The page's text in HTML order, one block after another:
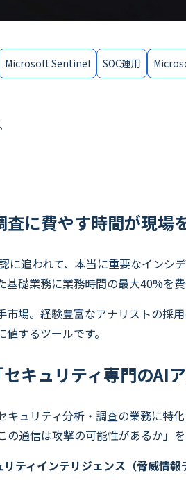
Microsoft Sentinel SOC運用
に費やす時間が現場
に追われて、本当に重要なイン
礎業務に業務時間の最大40%を費
場。経験豊富なアナリストの採
値するツールです。
ュリティ専門のAIア
ュリティ分析・調査の業務に特
通信は攻撃の可能性があるか」を
ティインテリジェンス（脅威情報